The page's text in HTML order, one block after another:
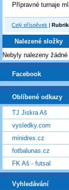
Přípravné turnaje
Celý příspěvek |
Nalezené složky
Nebyly nalezeny
Facebook
Oblíbené odkazy
TJ Jiskra Aš
vysledky.com
minidres.cz
fotbalunas.cz
FK Aš - futsal
Vyhledávání